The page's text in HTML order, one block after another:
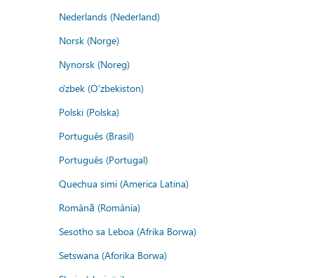
Nederlands (Nederland)
Norsk (Norge)
Nynorsk (Noreg)
o'zbek (O'zbekiston)
Polski (Polska)
Português (Brasil)
Português (Portugal)
Quechua simi (America Latina)
Română (România)
Sesotho sa Leboa (Afrika Borwa)
Setswana (Aforika Borwa)